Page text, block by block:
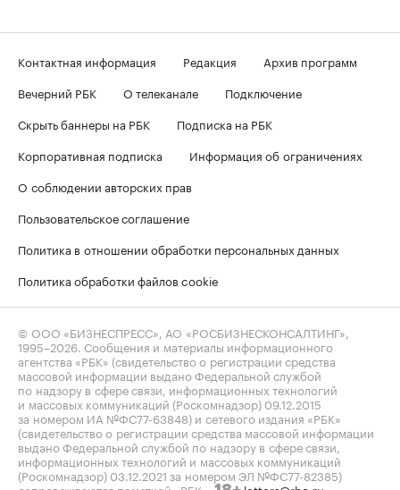
Контактная информация Редакция
Архив программ
Вечерний РБК
О телеканале
Подключение
Скрыть баннеры на РБК
Подписка на РБК
Корпоративная подписка
Информация об ограничениях
О соблюдении авторских прав
Пользовательское соглашение
Политика в отношении обработки персональных данных
Политика обработки файлов cookie
© ООО «БИЗНЕСПРЕСС», АО «РОСБИЗНЕСКОНСАЛТИНГ»,
1995–2026 . Сообщения и материалы информационного
агентства «РБК» (свидетельство о регистрации средства
массовой информации выдано Федеральной службой
по надзору в сфере связи, информационных технологий
и массовых коммуникаций (Роскомнадзор) 09.12.2015
за номером ИА №ФС77-63848) и сетевого издания «РБК»
(свидетельство о регистрации средства массовой информации
выдано Федеральной службой по надзору в сфере связи,
информационных технологий и массовых коммуникаций
(Роскомнадзор) 03.12.2021 за номером ЭЛ №ФС77-82385)